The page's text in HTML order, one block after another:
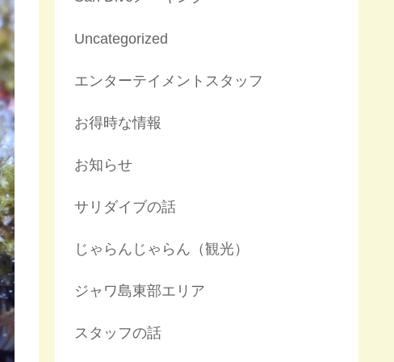
Uncategorized
エンターテイメントスタッフ
お得時な情報
お知らせ
サリダイブの話
じゃらんじゃらん（観光）
ジャワ島東部エリア
スタッフの話